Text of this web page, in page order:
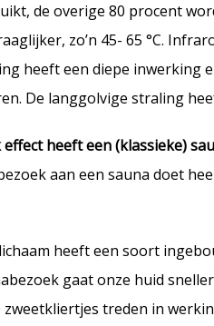
de overige 80 procent
zo’n 45- 65 °C.
heeft een diepe inwerking
De langgolvige straling
effect heeft een (klassieke)
aan een sauna doet
heeft een soort
gaat onze huid
zweetkliertjes treden in